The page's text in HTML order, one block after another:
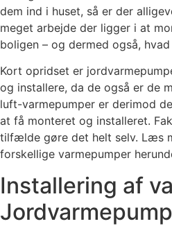
dem ind i huset, så er der
meget arbejde der ligger i at
boligen – og dermed også,
Kort opridset er
og installere, da de også er de
luft-varmepumper er derimod
at få monteret og installeret.
tilfælde gøre det helt selv. Læs
forskellige varmepumper
Installering af